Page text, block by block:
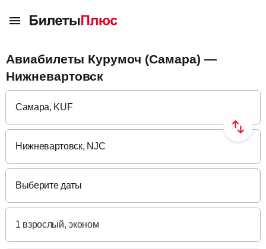
Авиабилеты Курумоч (Самара) —
Нижневартовск
Выберите даты